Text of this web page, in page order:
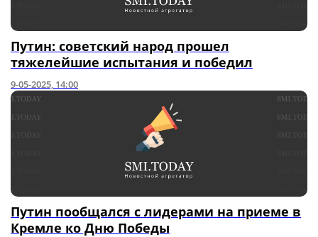
Путин: советский народ прошел
тяжелейшие испытания и победил
9-05-2025, 14:00
Путин пообщался с лидерами на приеме в
Кремле ко Дню Победы